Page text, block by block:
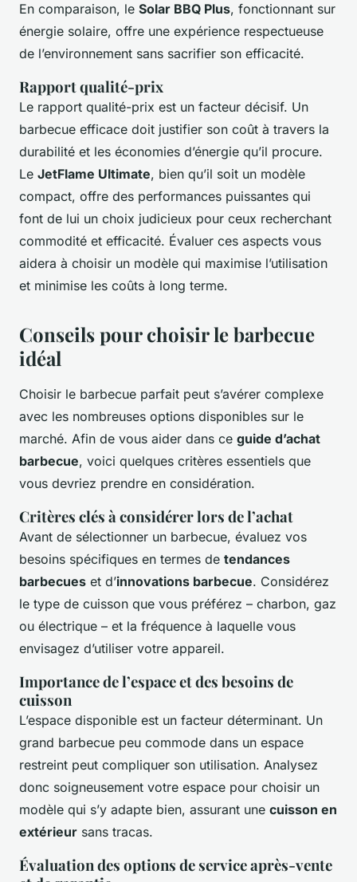
En comparaison, le Solar BBQ Plus, fonctionnant sur
énergie solaire, offre une expérience respectueuse
de l’environnement sans sacrifier son efficacité.
Rapport qualité-prix
Le rapport qualité-prix est un facteur décisif. Un
barbecue efficace doit justifier son coût à travers la
durabilité et les économies d’énergie qu’il procure.
Le JetFlame Ultimate, bien qu’il soit un modèle
compact, offre des performances puissantes qui
font de lui un choix judicieux pour ceux recherchant
commodité et efficacité. Évaluer ces aspects vous
aidera à choisir un modèle qui maximise l’utilisation
et minimise les coûts à long terme.
Conseils pour choisir le barbecue
idéal
Choisir le barbecue parfait peut s’avérer complexe
avec les nombreuses options disponibles sur le
marché. Afin de vous aider dans ce guide d’achat
barbecue, voici quelques critères essentiels que
vous devriez prendre en considération.
Critères clés à considérer lors de l’achat
Avant de sélectionner un barbecue, évaluez vos
besoins spécifiques en termes de tendances
barbecues et d’innovations barbecue. Considérez
le type de cuisson que vous préférez – charbon, gaz
ou électrique – et la fréquence à laquelle vous
envisagez d’utiliser votre appareil.
Importance de l’espace et des besoins de
cuisson
L’espace disponible est un facteur déterminant. Un
grand barbecue peu commode dans un espace
restreint peut compliquer son utilisation. Analysez
donc soigneusement votre espace pour choisir un
modèle qui s’y adapte bien, assurant une cuisson en
extérieur sans tracas.
Évaluation des options de service après-vente